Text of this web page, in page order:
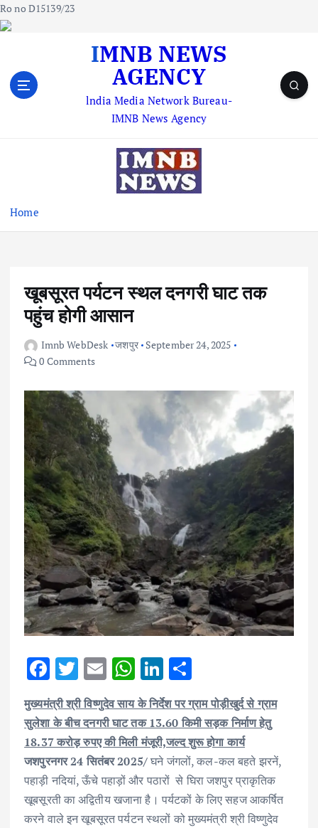
Ro no D15139/23
IMNB NEWS
AGENCY
lndia Media Network Bureau-
IMNB News Agency
Home
खूबसूरत पर्यटन स्थल दनगरी घाट तक
पहुंच होगी आसान
Imnb WebDesk जशपुर September 24, 2025
0 Comments
F
ac
e
b
o
o
k
T
w
it
te
r
E
m
ai
l
W
h
at
s
A
p
p
Li
n
k
e
dI
n
ar
e
मुख्यमंत्री श्री विष्णुदेव साय के निर्देश पर ग्राम पोड़ीखुर्द से ग्राम
सुलेशा के बीच दनगरी घाट तक 13.60 किमी सड़क निर्माण हेतु
18.37 करोड़ रुपए की मिली मंजूरी,जल्द शुरू होगा कार्य
जशपुरनगर 24 सितंबर 2025/घने जंगलों, कल-कल बहते झरनें,
पहाड़ी नदियां, ऊँचे पहाड़ों और पठारों से घिरा जशपुर प्राकृतिक
खूबसूरती का अद्वितीय खजाना है। पर्यटकों के लिए सहज आकर्षित
करने वाले इन खूबसूरत पर्यटन स्थलों को मुख्यमंत्री श्री विष्णुदेव